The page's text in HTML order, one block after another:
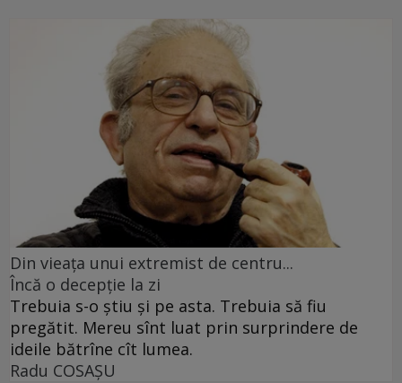
Din vieaţa unui extremist de centru...
Încă o decepţie la zi
Trebuia s-o ştiu şi pe asta. Trebuia să fiu
pregătit. Mereu sînt luat prin surprindere de
ideile bătrîne cît lumea.
Radu COSAŞU